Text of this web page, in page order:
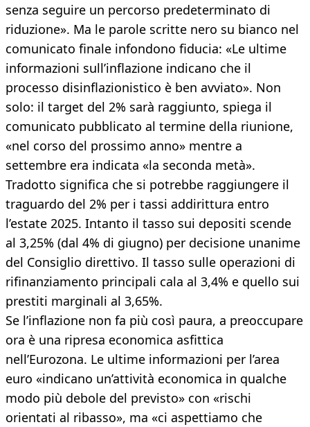
senza seguire un percorso predeterminato di
riduzione». Ma le parole scritte nero su bianco nel
comunicato finale infondono fiducia: «Le ultime
informazioni sull’inflazione indicano che il
processo disinflazionistico è ben avviato». Non
solo: il target del 2% sarà raggiunto, spiega il
comunicato pubblicato al termine della riunione,
«nel corso del prossimo anno» mentre a
settembre era indicata «la seconda metà».
Tradotto significa che si potrebbe raggiungere il
traguardo del 2% per i tassi addirittura entro
l’estate 2025. Intanto il tasso sui depositi scende
al 3,25% (dal 4% di giugno) per decisione unanime
del Consiglio direttivo. Il tasso sulle operazioni di
rifinanziamento principali cala al 3,4% e quello sui
prestiti marginali al 3,65%.
Se l’inflazione non fa più così paura, a preoccupare
ora è una ripresa economica asfittica
nell’Eurozona. Le ultime informazioni per l’area
euro «indicano un’attività economica in qualche
modo più debole del previsto» con «rischi
orientati al ribasso», ma «ci aspettiamo che